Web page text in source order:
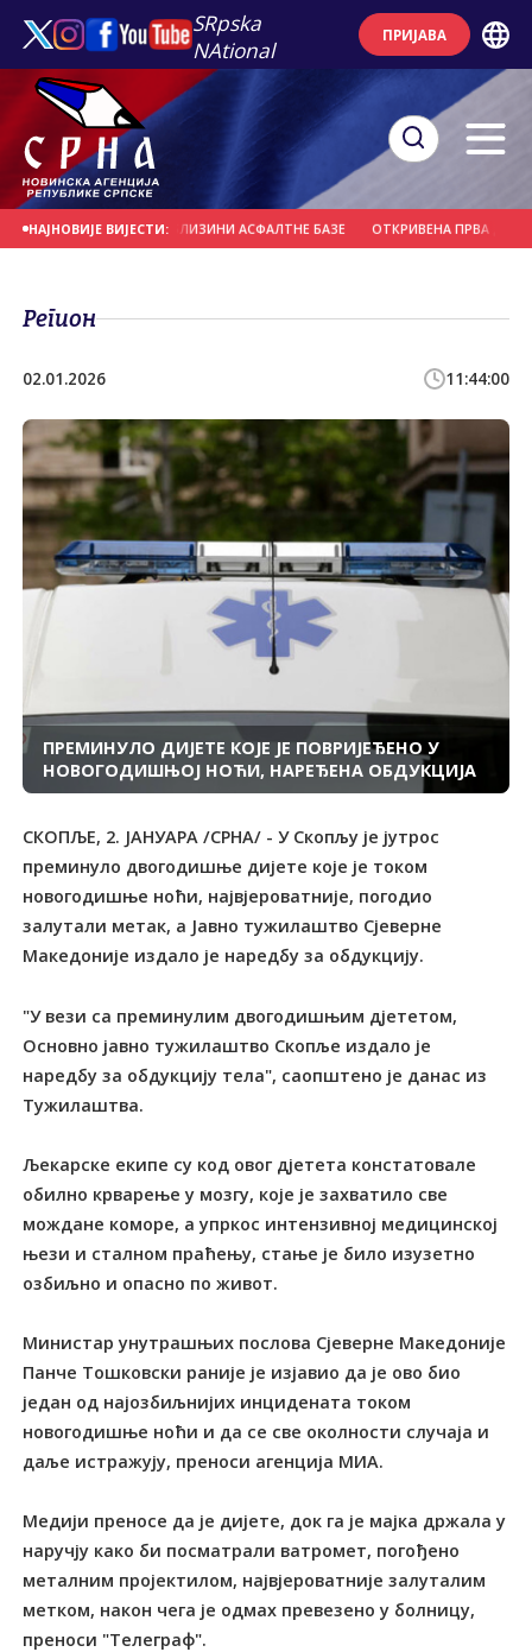
SRpska
NAtional
ПРИЈАВА
НАЈНОВИЈЕ ВИЈЕСТИ:
ПОЖАР У БЛИЗИНИ АСФАЛТНЕ БАЗЕ ОТКРИВЕНА ПРВА ДВА
Регион
02.01.2026 11:44:00
ПРЕМИНУЛО ДИЈЕТЕ КОЈЕ ЈЕ ПОВРИЈЕЂЕНО У
НОВОГОДИШЊОЈ НОЋИ, НАРЕЂЕНА ОБДУКЦИЈА
СКОПЉЕ, 2. ЈАНУАРА /СРНА/ - У Скопљу је јутрос
преминуло двогодишње дијете које је током
новогодишње ноћи, највјероватније, погодио
залутали метак, а Јавно тужилаштво Сјеверне
Македоније издало је наредбу за обдукцију.
"У вези са преминулим двогодишњим дјететом,
Основно јавно тужилаштво Скопље издало је
наредбу за обдукцију тела", саопштено је данас из
Тужилаштва.
Љекарске екипе су код овог дјетета констатовале
обилно крварење у мозгу, које је захватило све
мождане коморе, а упркос интензивној медицинској
њези и сталном праћењу, стање је било изузетно
озбиљно и опасно по живот.
Министар унутрашњих послова Сјеверне Македоније
Панче Tошковски раније је изјавио да је ово био
један од најозбиљнијих инцидената током
новогодишње ноћи и да се све околности случаја и
даље истражују, преноси агенција МИА.
Медији преносе да је дијете, док га је мајка држала у
наручју како би посматрали ватромет, погођено
металним пројектилом, највјероватније залуталим
метком, након чега је одмах превезено у болницу,
преноси "Tелеграф".